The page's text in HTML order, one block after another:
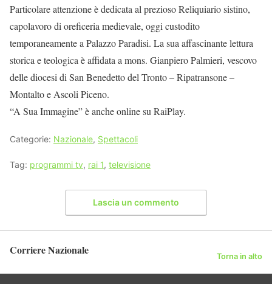
Particolare attenzione è dedicata al prezioso Reliquiario sistino,
capolavoro di oreficeria medievale, oggi custodito
temporaneamente a Palazzo Paradisi. La sua affascinante lettura
storica e teologica è affidata a mons. Gianpiero Palmieri, vescovo
delle diocesi di San Benedetto del Tronto – Ripatransone –
Montalto e Ascoli Piceno.
“A Sua Immagine” è anche online su RaiPlay.
Categorie: Nazionale, Spettacoli
Tag: programmi tv, rai 1, televisione
Lascia un commento
Corriere Nazionale Torna in alto